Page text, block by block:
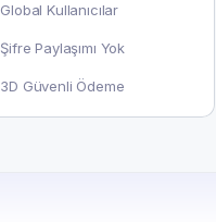
Global Kullanıcılar
Şifre Paylaşımı Yok
3D Güvenli Ödeme